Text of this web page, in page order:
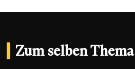
Zum selben Thema